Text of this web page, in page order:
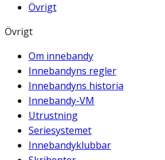
Övrigt
Övrigt
Om innebandy
Innebandyns regler
Innebandyns historia
Innebandy-VM
Utrustning
Seriesystemet
Innebandyklubbar